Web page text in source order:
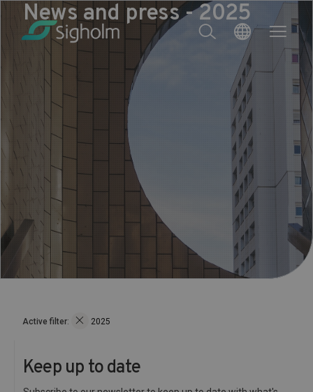
News and press - 2025
Active filter: 2025
Keep up to date